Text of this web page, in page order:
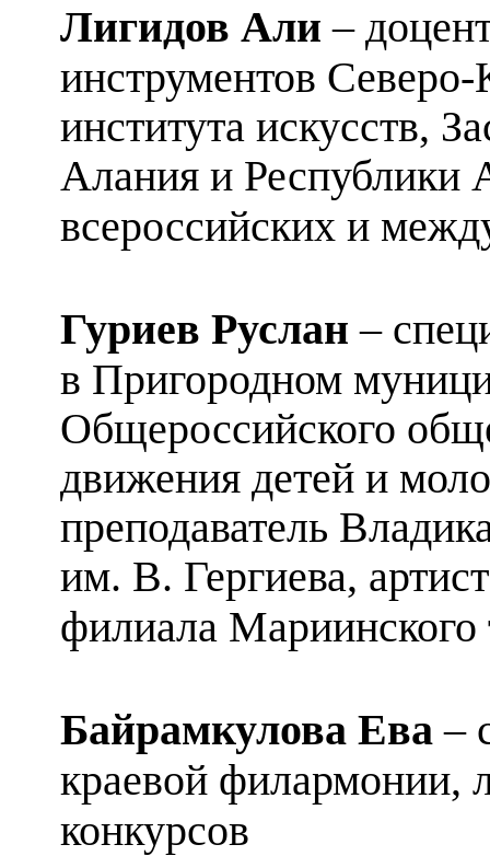
Лигидов Али–
инструментов Северо-
института искусств,
Алания и Республики
всероссийских и
Гуриев Руслан –
в Пригородном
Общероссийского
движения детей и
преподаватель
им. В. Гергиева,
филиала
Байрамкулова Ева –
краевой филармонии,
конкурсов